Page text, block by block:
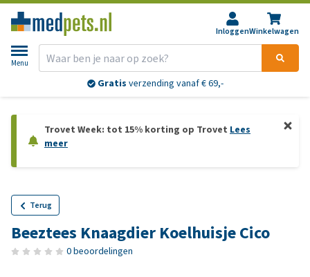
InloggenWinkelwagen
Menu
Gratis verzending vanaf € 69,-
Trovet Week: tot 15% korting op Trovet Lees
meer
Terug
Beeztees Knaagdier Koelhuisje Cico
0 beoordelingen